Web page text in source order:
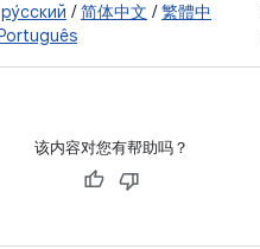
ру́сский /简体中文 /繁體中
该内容对您有帮助吗？